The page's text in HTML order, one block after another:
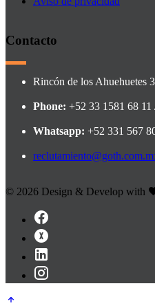
Contacto
Rincón de los Ahuehuetes
Phone: +52 33 1581 68
Whatsapp: +52 331 567
© 2026 Design & Develop with